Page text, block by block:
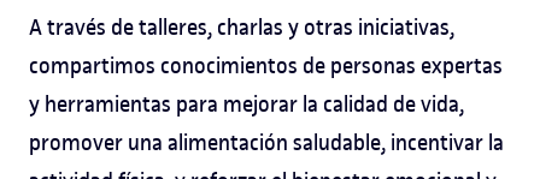
A través de talleres, charlas y otras iniciativas,
compartimos conocimientos de personas expertas
y herramientas para mejorar la calidad de vida,
promover una alimentación saludable, incentivar la